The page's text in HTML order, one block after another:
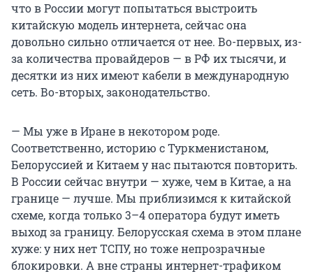
что в России могут попытаться выстроить
китайскую модель интернета, сейчас она
довольно сильно отличается от нее. Во-первых, из-
за количества провайдеров — в РФ их тысячи, и
десятки из них имеют кабели в международную
сеть. Во-вторых, законодательство.
— Мы уже в Иране в некотором роде.
Соответственно, историю с Туркменистаном,
Белоруссией и Китаем у нас пытаются повторить.
В России сейчас внутри — хуже, чем в Китае, а на
границе — лучше. Мы приблизимся к китайской
схеме, когда только 3–4 оператора будут иметь
выход за границу. Белорусская схема в этом плане
хуже: у них нет ТСПУ, но тоже непрозрачные
блокировки. А вне страны интернет-трафиком